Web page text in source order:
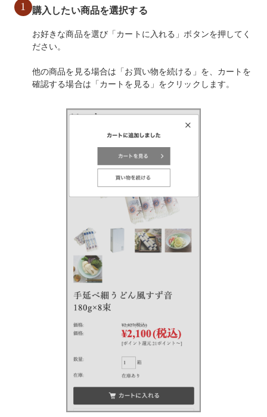
ひやむぎ
そば
パスタ
つゆ・おすすめ他
手提げ袋
1 購入したい商品を選択する
お好きな商品を選び「カートに入れる」ボタンを押してく
ださい。
他の商品を見る場合は「お買い物を続ける」を、カートを
確認する場合は「カートを見る」をクリックします。